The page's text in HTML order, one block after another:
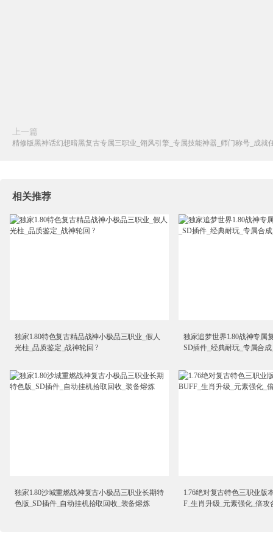
上一篇
精修版黑神话幻想暗黑复古专属三职业_翎风引擎_专属技能神器_师门称号_成就
相关推荐
独家1.80特色复古精品战神小极品三职业_假人
光柱_品质鉴定_战神轮回 ?
独家追梦世界1.80战神专属
SD插件_经典耐玩_专属合
独家1.80沙城重燃战神复古小极品三职业长期特
色版_SD插件_自动挂机拾取回收_装备熔炼
1.76绝对复古特色三职业版
F_生肖升级_元素强化_倍攻